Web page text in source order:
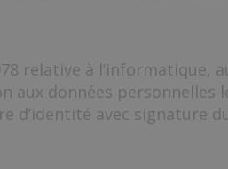
relative à l’informatique,
aux données personnelles
d’identité avec signature